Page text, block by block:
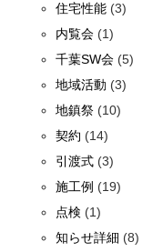
住宅性能 (3)
内覧会 (1)
千葉SW会 (5)
地域活動 (3)
地鎮祭 (10)
契約 (14)
引渡式 (3)
施工例 (19)
点検 (1)
知らせ詳細 (8)